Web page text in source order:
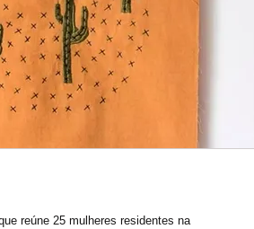
reúne 25 mulheres residentes na